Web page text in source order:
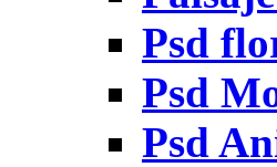
Psd
Psd
Psd